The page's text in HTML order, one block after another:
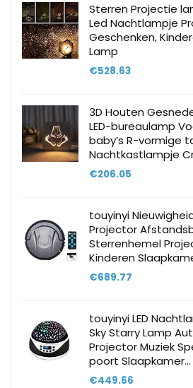
Sterren Projectie
Led Nachtlampje
Geschenken,
Lamp
€528.63
3D Houten
LED-bureaulamp
baby’s R-vormige
Nachtkastlampje
€206.05
touyinyi
Projector
Sterrenhemel
Kinderen
€689.77
touyinyi LED
Sky Starry Lamp
Projector Muziek
poort Slaapkamer…
€449.66